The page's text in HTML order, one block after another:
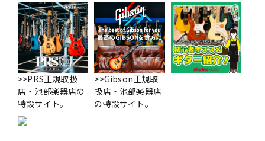
>>PRS正規取扱
店・池部楽器店の
特設サイト。
>>Gibson正規取
扱店・池部楽器店
の特設サイト。